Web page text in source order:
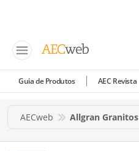
Guia de Produtos AEC Revista
AECweb Allgran Granitos